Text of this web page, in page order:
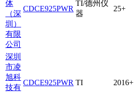
体
（深
圳）
有限
公司
CDCE925PWR
TI/德州仪
器
25+
深圳
市凌
旭科
技有
CDCE925PWR TI 2016+